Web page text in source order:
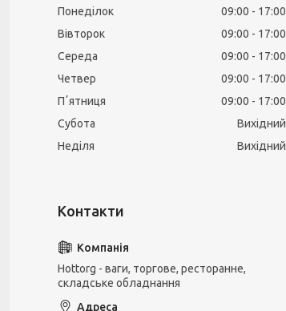
Понеділок 09:00
17:00
Вівторок
09:00
17:00
Середа
09:00
17:00
Четвер
09:00
17:00
Пʼятниця
09:00
17:00
Субота
Вихідний
Неділя
Вихідний
Hottorg - ваги, торгове, ресторанне,
складське обладнання